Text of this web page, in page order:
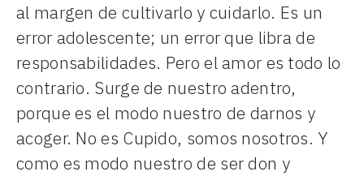
al margen de cultivarlo y cuidarlo. Es un
error adolescente; un error que libra de
responsabilidades. Pero el amor es todo lo
contrario. Surge de nuestro adentro,
porque es el modo nuestro de darnos y
acoger. No es Cupido, somos nosotros. Y
como es modo nuestro de ser don y